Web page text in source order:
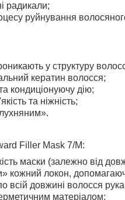
радикали;
руйнування
у структуру
кератин волосся;
кондиціонуючу дію;
та ніжність;
Filler Mask 7/M:
маски (залежно від
кожний локон,
всій довжині волосся
матеріалом;